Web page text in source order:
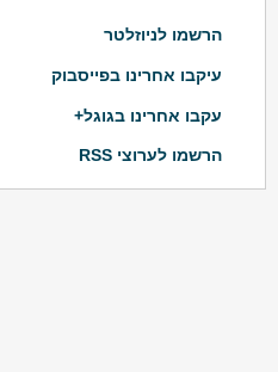
הרשמו לניוזלטר
עיקבו אחרינו בפייסבוק
עקבו אחרינו בגוגל+
הרשמו לערוצי RSS